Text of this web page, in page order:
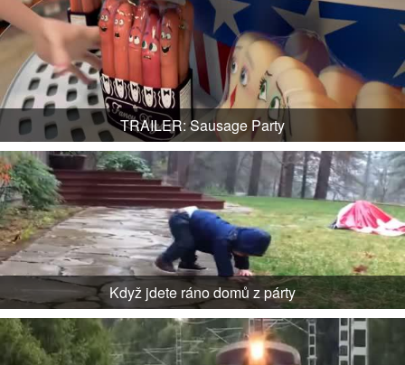
TRAILER: Sausage Party
Když jdete ráno domů z párty